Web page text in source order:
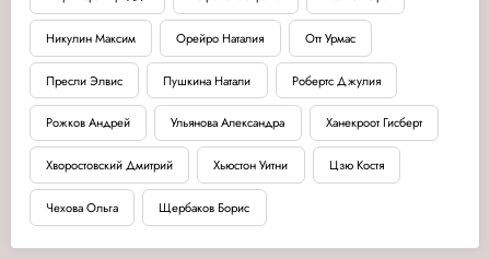
Никулин Максим Орейро Наталия Отт Урмас
Пресли Элвис Пушкина Натали Робертс Джулия
Рожков Андрей Ульянова Александра Ханекроот Гисберт
Хворостовский Дмитрий Хьюстон Уитни Цзю Костя
Чехова Ольга Щербаков Борис